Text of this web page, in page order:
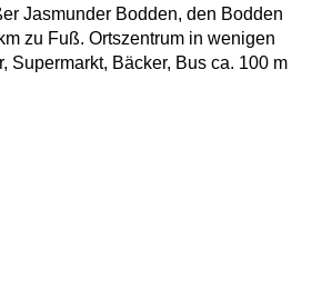
Jasmunder Bodden, den Bodden
zu Fuß. Ortszentrum in wenigen
Supermarkt, Bäcker, Bus ca. 100 m